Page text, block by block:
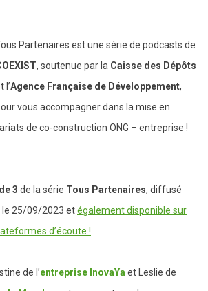
Partenaires est une série de podcasts de
, soutenue par la Caisse des Dépôts
l’Agence Française de Développement,
vous accompagner dans la mise en
de co-construction ONG – entreprise !
3 de la série Tous Partenaires, diffusé
le 25/09/2023 etégalement disponible sur
d’écoute !
de l’entreprise InovaYa et Leslie de